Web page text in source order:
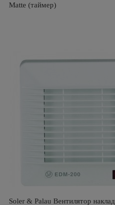
Matte (таймер)
Soler & Palau Вентилятор